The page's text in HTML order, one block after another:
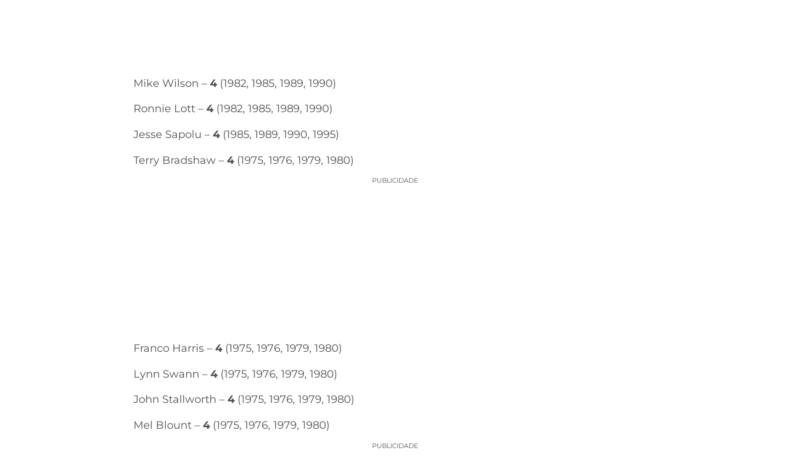
Mike Wilson – 4(1982, 1985, 1989, 1990)
Ronnie Lott – 4(1982, 1985, 1989, 1990)
Jesse Sapolu – 4(1985, 1989, 1990, 1995)
Terry Bradshaw – 4(1975, 1976, 1979, 1980)
PUBLICIDADE
Franco Harris – 4(1975, 1976, 1979, 1980)
Lynn Swann – 4(1975, 1976, 1979, 1980)
John Stallworth – 4(1975, 1976, 1979, 1980)
Mel Blount – 4(1975, 1976, 1979, 1980)
PUBLICIDADE